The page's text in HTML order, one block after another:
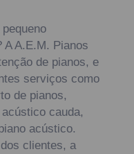
A A.E.M. Pianos
de pianos, e
serviços como
de pianos,
cauda,
acústico.
clientes, a